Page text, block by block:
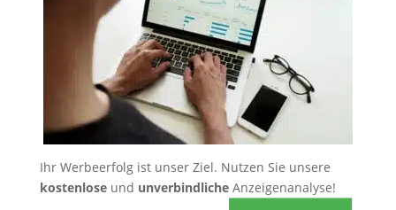
Ihr Werbeerfolg ist unser Ziel. Nutzen Sie unsere
kostenloseund unverbindlicheAnzeigenanalyse!